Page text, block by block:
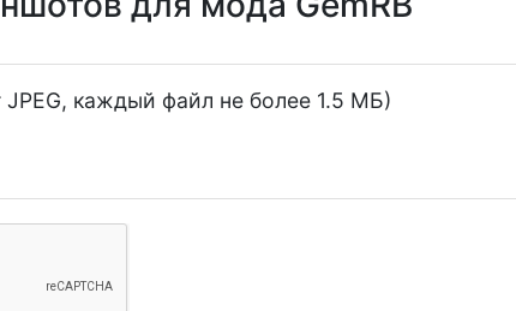
каждый файл не более 1.5 МБ)